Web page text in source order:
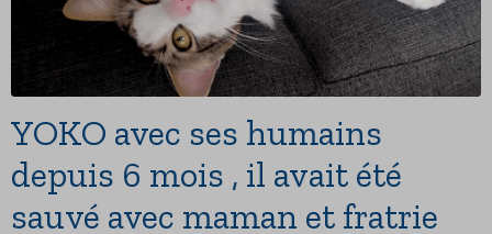
YOKO avec ses humains
depuis 6 mois , il avait été
sauvé avec maman et fratrie